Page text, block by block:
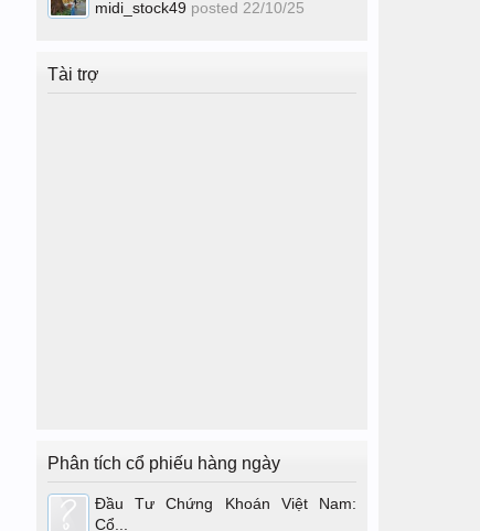
midi_stock49 posted 22/10/25
Tài trợ
Phân tích cổ phiếu hàng ngày
Đầu Tư Chứng Khoán Việt Nam:
Cổ...